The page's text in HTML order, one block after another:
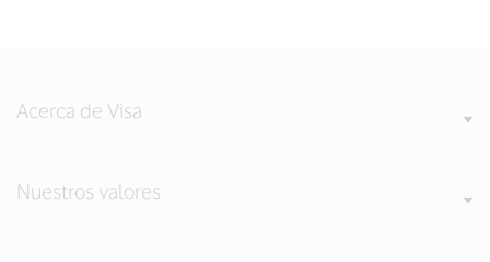
Acerca de Visa
Nuestros valores